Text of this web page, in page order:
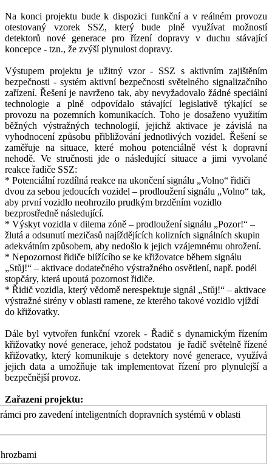
Na konci projektu bude k dispozici funkční a v reálném provozu
otestovaný vzorek SSZ, který bude plně využívat možností
detektorů nové generace pro řízení dopravy v duchu stávající
koncepce - tzn., že zvýší plynulost dopravy.
Výstupem projektu je užitný vzor - SSZ s aktivním zajištěním
bezpečnosti - systém aktivní bezpečnosti světelného signalizačního
zařízení. Řešení je navrženo tak, aby nevyžadovalo žádné speciální
technologie a plně odpovídalo stávající legislativě týkající se
provozu na pozemních komunikacích. Toho je dosaženo využitím
běžných výstražných technologií, jejichž aktivace je závislá na
vyhodnocení způsobu přibližování jednotlivých vozidel. Řešení se
zaměřuje na situace, které mohou potenciálně vést k dopravní
nehodě. Ve stručnosti jde o následující situace a jimi vyvolané
reakce řadiče SSZ:
* Potenciální rozdílná reakce na ukončení signálu „Volno“ řidiči
dvou za sebou jedoucích vozidel – prodloužení signálu „Volno“ tak,
aby první vozidlo neohrozilo prudkým brzděním vozidlo
bezprostředně následující.
* Výskyt vozidla v dilema zóně – prodloužení signálu „Pozor!“ –
žlutá a odsunutí mezičasů najíždějících kolizních signálních skupin
adekvátním způsobem, aby nedošlo k jejich vzájemnému ohrožení.
* Nepozornost řidiče blížícího se ke křižovatce během signálu
„Stůj!“ – aktivace dodatečného výstražného osvětlení, např. podél
stopčáry, která upoutá pozornost řidiče.
* Řidič vozidla, který vědomě nerespektuje signál „Stůj!“ – aktivace
výstražné sirény v oblasti ramene, ze kterého takové vozidlo vjíždí
do křižovatky.
Dále byl vytvořen funkční vzorek - Řadič s dynamickým řízením
křižovatky nové generace, jehož podstatou je řadič světelně řízené
křižovatky, který komunikuje s detektory nové generace, využívá
jejich data a umožňuje tak implementovat řízení pro plynulejší a
bezpečnější provoz.
Zařazení projektu:
pro zavedení inteligentních dopravních systémů v oblasti